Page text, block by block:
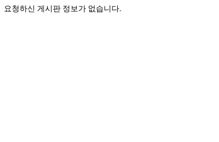
요청하신 게시판 정보가 없습니다.